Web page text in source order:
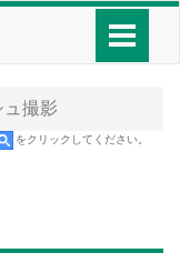
撮影
をクリックしてください。